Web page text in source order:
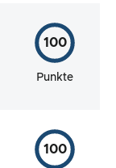
100
Punkte
100